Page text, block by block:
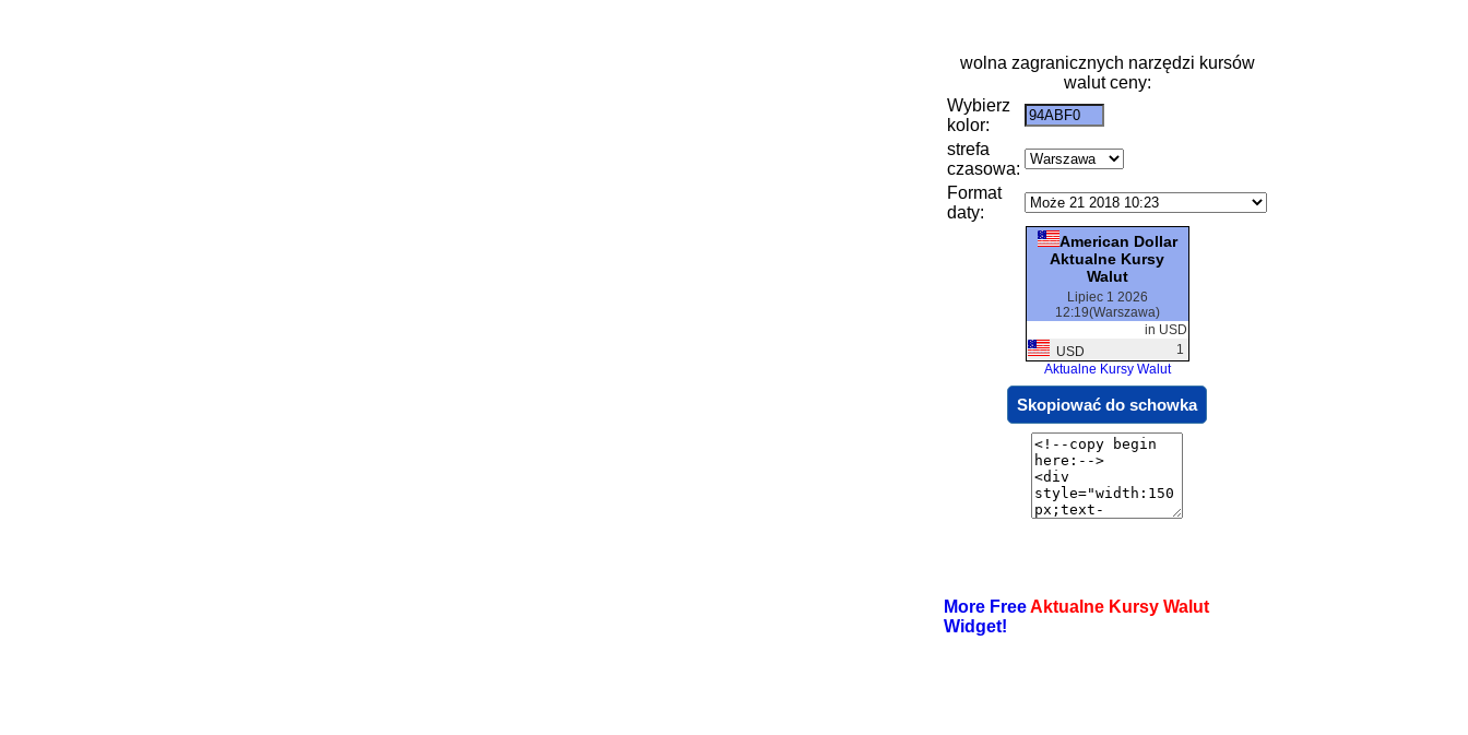
wolna zagranicznych narzędzi kursów
walut ceny:
Wybierz
kolor:
strefa
czasowa:
Format
daty:
American Dollar
Aktualne Kursy
Walut
Lipiec 1 2026
12:19(Warszawa)
in USD
USD
1
Aktualne Kursy Walut
Skopiować do schowka
More FreeAktualne Kursy Walut
Widget!